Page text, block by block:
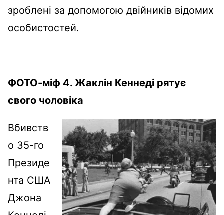
зроблені за допомогою двійників відомих
особистостей.
ФОТО-міф 4. Жаклін Кеннеді рятує
свого чоловіка
Вбивств
о 35-го
Президе
нта США
Джона